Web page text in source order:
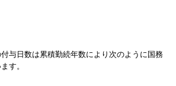
与日数は累積勤続年数により次のように国務
す。